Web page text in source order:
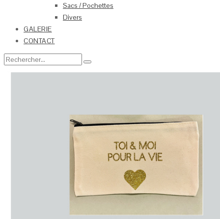
Sacs / Pochettes
Divers
GALERIE
CONTACT